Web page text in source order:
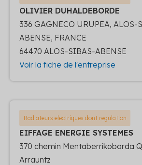
OLIVIER DUHALDEBORDE
336 GAGNECO URUPEA, ALOS-
ABENSE, FRANCE
64470 ALOS-SIBAS-ABENSE
Voir la fiche de l'entreprise
Radiateurs electriques dont regulation
EIFFAGE ENERGIE SYSTEMES
370 chemin Mentaberrikoborda
Arrauntz